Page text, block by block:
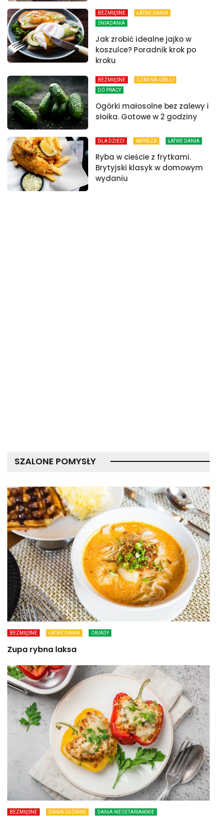
BEZMIĘSNE
ŁATWE DANIA
ŚNIADANIA
Jak zrobić idealne jajko w
koszulce? Poradnik krok po
kroku
BEZMIĘSNE
CZAS NA GRILL!
DO PRACY
Ogórki małosolne bez zalewy i
słoika. Gotowe w 2 godziny
DLA DZIECI IMPREZA ŁATWE DANIA
Ryba w cieście z frytkami.
Brytyjski klasyk w domowym
wydaniu
SZALONE POMYSŁY
BEZMIĘSNE ŁATWE DANIA OBIADY
Zupa rybna laksa
BEZMIĘSNE DANIA GŁÓWNE DANIA WEGETARIAŃSKIE